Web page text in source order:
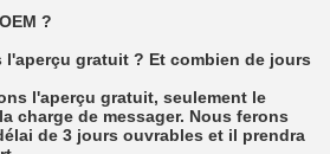
?
l'aperçu gratuit ? Et combien de jours
l'aperçu gratuit, seulement le
charge de messager. Nous ferons
de 3 jours ouvrables et il prendra